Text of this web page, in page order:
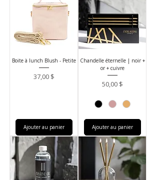
Boite à lunch Blush - Petite
Prix
37,00 $
Ajouter au panier
Chandelle éternelle | noir +
or + cuivre
Prix
50,00 $
Ajouter au panier